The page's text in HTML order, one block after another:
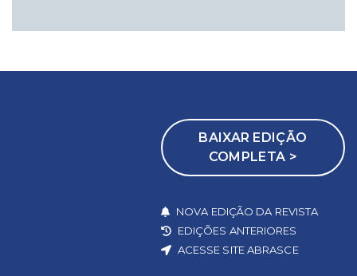
BAIXAR EDIÇÃO
COMPLETA >
NOVA EDIÇÃO DA REVISTA
EDIÇÕES ANTERIORES
ACESSE SITE ABRASCE